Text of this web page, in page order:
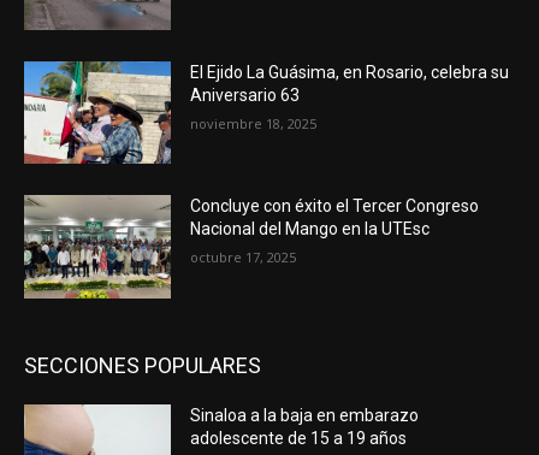
El Ejido La Guásima, en Rosario, celebra su
Aniversario 63
noviembre 18, 2025
Concluye con éxito el Tercer Congreso
Nacional del Mango en la UTEsc
octubre 17, 2025
SECCIONES POPULARES
Sinaloa a la baja en embarazo
adolescente de 15 a 19 años